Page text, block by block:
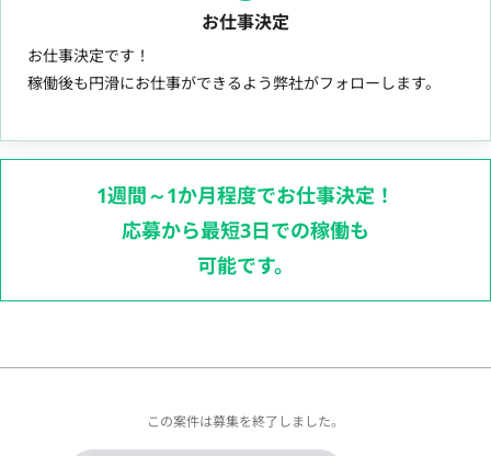
お仕事決定
お仕事決定です！
稼働後も円滑にお仕事ができるよう弊社がフォローします。
1週間～1か月程度でお仕事決定！
応募から最短3日での稼働も
可能です。
この案件は募集を終了しました。